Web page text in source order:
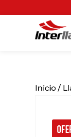
todo el país por
Inicio /